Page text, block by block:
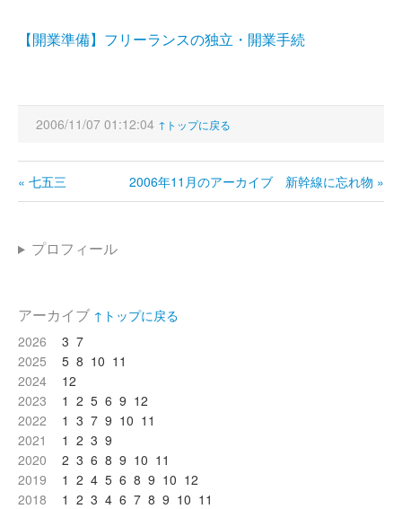
【開業準備】フリーランスの独立・開業手続
2006/11/07 01:12:04 ↑トップに戻る
« 七五三 2006年11月のアーカイブ 新幹線に忘れ物 »
プロフィール
アーカイブ ↑トップに戻る
2026
3 7
2025
5 8 10 11
2024
12
2023
1 2 5 6 9 12
2022
1 3 7 9 10 11
2021
1 2 3 9
2020
2 3 6 8 9 10 11
2019
1 2 4 5 6 8 9 10 12
2018
1 2 3 4 6 7 8 9 10 11